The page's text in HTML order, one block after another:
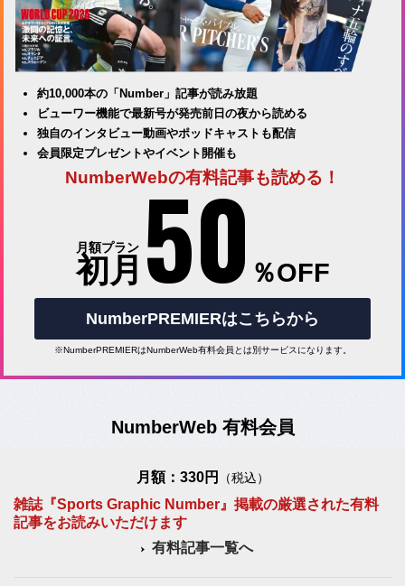
約10,000本の「Number」記事が読み放題
ビューワー機能で最新号が発売前日の夜から読める
独自のインタビュー動画やポッドキャストも配信
会員限定プレゼントやイベント開催も
NumberWebの有料記事も読める！
月額プラン
初月 50 ％OFF
NumberPREMIERはこちらから
※NumberPREMIERはNumberWeb有料会員とは別サービスになります。
NumberWeb 有料会員
月額：330円 （税込）
雑誌『Sports Graphic Number』掲載の厳選された有料
記事をお読みいただけます
有料記事一覧へ